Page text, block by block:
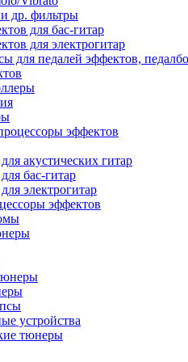
др. фильтры
для бас-гитар
для электрогитар
для педалей эффектов,
эффектов
акустических гитар
бас-гитар
электрогитар
эффектов
устройства
тюнеры